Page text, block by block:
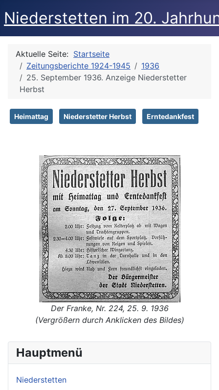
Niederstetten im 20.
Aktuelle Seite: Startseite
Zeitungsberichte 1924-1945
1936
25. September 1936. Anzeige Niederstetter
Herbst
Heimattag Niederstetter Herbst Erntedankfest
Der Franke, Nr. 224, 25. 9. 1936
(Vergrößern durch Anklicken des Bildes)
Hauptmenü
Niederstetten